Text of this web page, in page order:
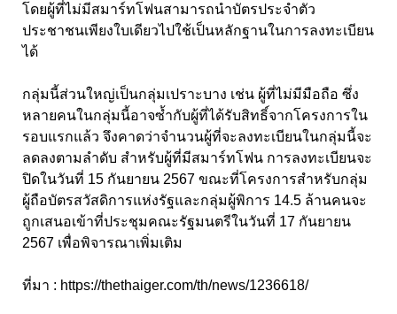
โดยผู้ที่ไม่มีสมาร์ทโฟนสามารถนำบัตรประจำตัว
ประชาชนเพียงใบเดียวไปใช้เป็นหลักฐานในการลงทะเบียน
ได้
กลุ่มนี้ส่วนใหญ่เป็นกลุ่มเปราะบาง เช่น ผู้ที่ไม่มีมือถือ ซึ่ง
หลายคนในกลุ่มนี้อาจซ้ำกับผู้ที่ได้รับสิทธิ์จากโครงการใน
รอบแรกแล้ว จึงคาดว่าจำนวนผู้ที่จะลงทะเบียนในกลุ่มนี้จะ
ลดลงตามลำดับ สำหรับผู้ที่มีสมาร์ทโฟน การลงทะเบียนจะ
ปิดในวันที่ 15 กันยายน 2567 ขณะที่โครงการสำหรับกลุ่ม
ผู้ถือบัตรสวัสดิการแห่งรัฐและกลุ่มผู้พิการ 14.5 ล้านคนจะ
ถูกเสนอเข้าที่ประชุมคณะรัฐมนตรีในวันที่ 17 กันยายน
2567 เพื่อพิจารณาเพิ่มเติม
ที่มา : https://thethaiger.com/th/news/1236618/